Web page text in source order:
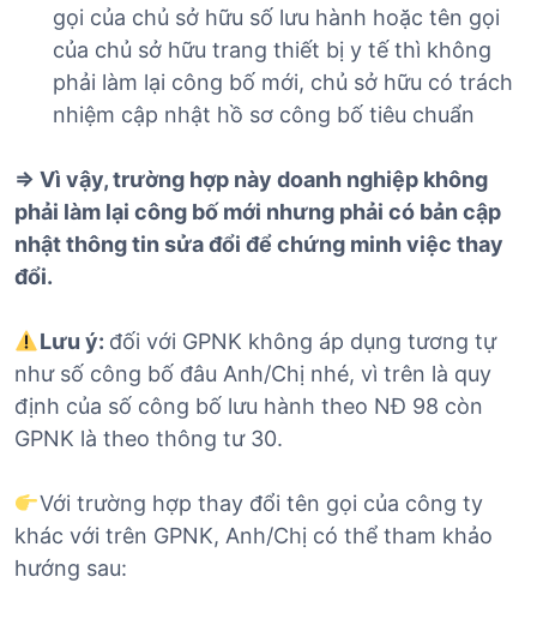
gọi của chủ sở hữu số lưu hành hoặc tên gọi
của chủ sở hữu trang thiết bị y tế thì không
phải làm lại công bố mới, chủ sở hữu có trách
nhiệm cập nhật hồ sơ công bố tiêu chuẩn
=> Vì vậy, trường hợp này doanh nghiệp không
phải làm lại công bố mới nhưng phải có bản cập
nhật thông tin sửa đổi để chứng minh việc thay
đổi.
Lưu ý: đối với GPNK không áp dụng tương tự
như số công bố đâu Anh/Chị nhé, vì trên là quy
định của số công bố lưu hành theo NĐ 98 còn
GPNK là theo thông tư 30.
Với trường hợp thay đổi tên gọi của công ty
khác với trên GPNK, Anh/Chị có thể tham khảo
hướng sau: